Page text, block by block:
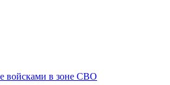
войсками в зоне СВО